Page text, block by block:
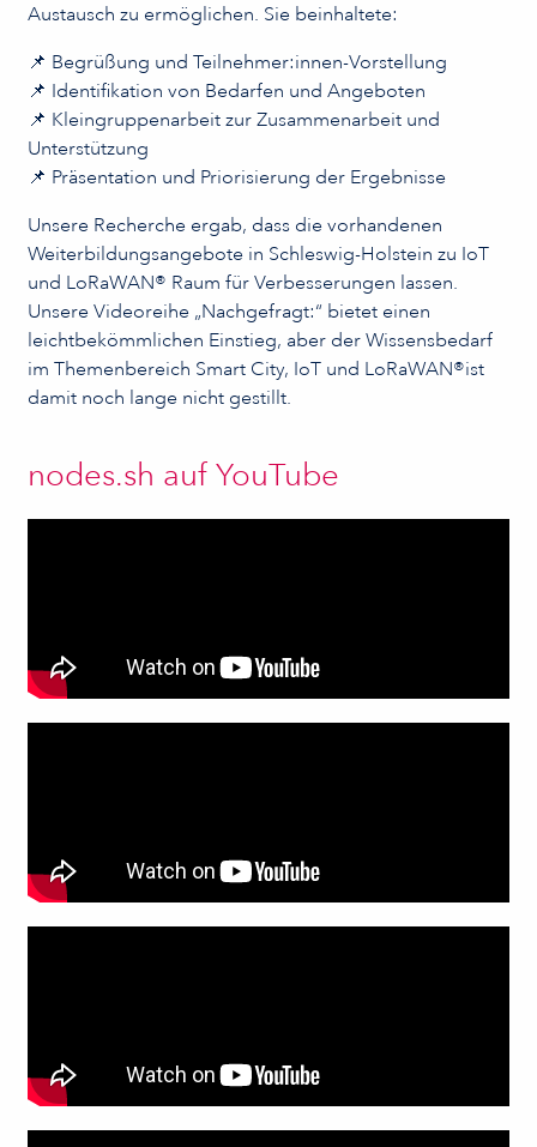
Austausch zu ermöglichen. Sie beinhaltete:
📌 Begrüßung und Teilnehmer:innen-Vorstellung
📌 Identifikation von Bedarfen und Angeboten
📌 Kleingruppenarbeit zur Zusammenarbeit und
Unterstützung
📌 Präsentation und Priorisierung der Ergebnisse
Unsere Recherche ergab, dass die vorhandenen
Weiterbildungsangebote in Schleswig-Holstein zu IoT
und LoRaWAN® Raum für Verbesserungen lassen.
Unsere Videoreihe „Nachgefragt:“ bietet einen
leichtbekömmlichen Einstieg, aber der Wissensbedarf
im Themenbereich Smart City, IoT und LoRaWAN®ist
damit noch lange nicht gestillt.
nodes.sh auf YouTube